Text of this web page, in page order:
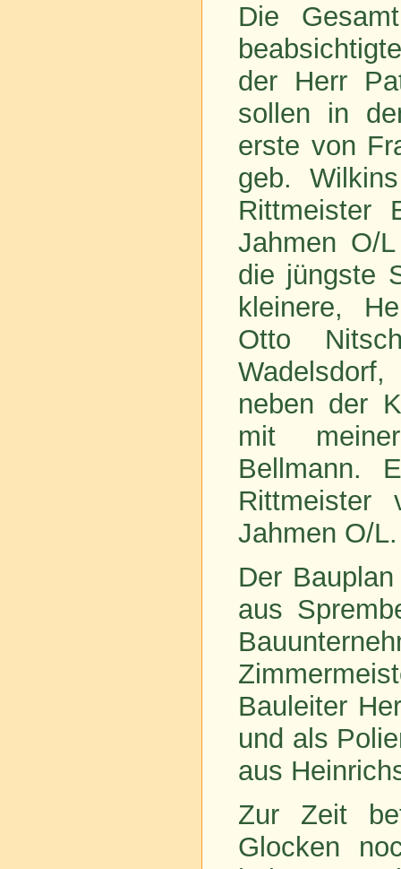
Die
der Herr
sollen in
erste von
geb.
Rittmeister
Jahmen O/
die jüngste
kleinere,
Otto
neben der
mit
Bellmann.
Jahmen O/L.
Der
aus
Bauleiter
und als
aus
Zur Zeit
Glocken